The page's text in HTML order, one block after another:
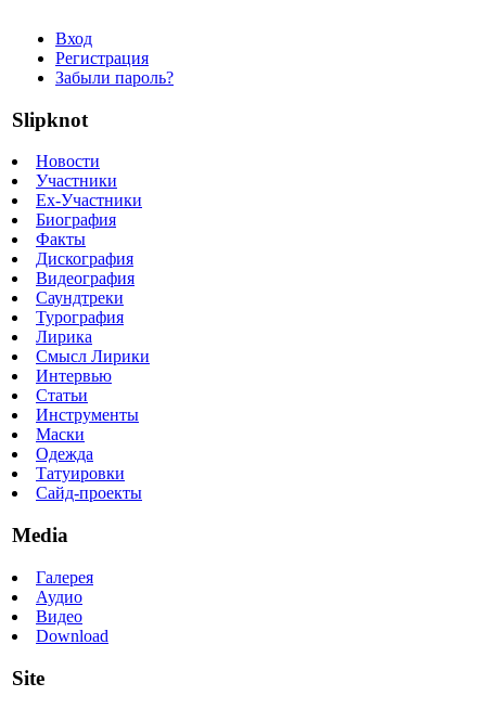
Вход
Регистрация
Забыли пароль?
Slipknot
Новости
Участники
Ex-Участники
Биография
Факты
Дискография
Видеография
Саундтреки
Турография
Лирика
Смысл Лирики
Интервью
Статьи
Инструменты
Маски
Одежда
Татуировки
Сайд-проекты
Media
Галерея
Аудио
Видео
Download
Site